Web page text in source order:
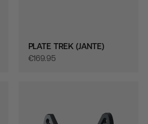
PLATE TREK (JANTE)
€‎169.95